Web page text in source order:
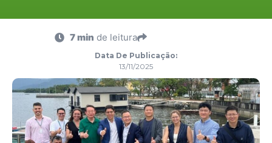
7 min de leitura
Data De Publicação:
13/11/2025